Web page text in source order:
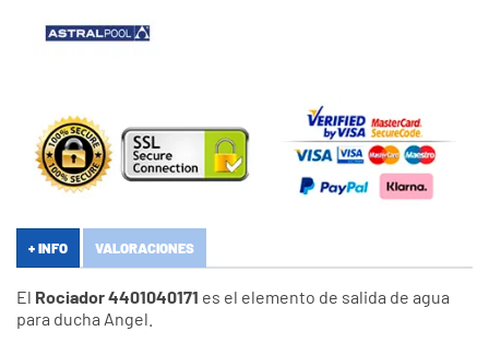
+ INFO VALORACIONES
El Rociador 4401040171 es el elemento de salida de agua
para ducha Angel.